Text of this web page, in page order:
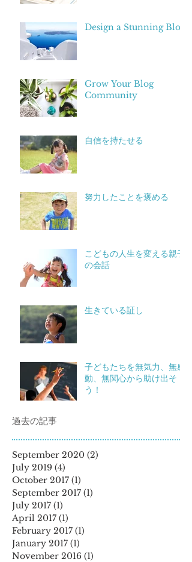
Design a Stunning Blog
Grow Your Blog
Community
自信を持たせる
努力したことを褒める
こどもの人生を変える親子
の会話
生きている証し
子どもたちを無気力、無感
動、無関心から助け出そ
う！
過去の記事
September 2020 (2)
July 2019 (4)
October 2017 (1)
September 2017 (1)
July 2017 (1)
April 2017 (1)
February 2017 (1)
January 2017 (1)
November 2016 (1)